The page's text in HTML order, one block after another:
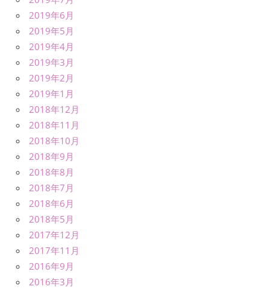
2019年6月
2019年5月
2019年4月
2019年3月
2019年2月
2019年1月
2018年12月
2018年11月
2018年10月
2018年9月
2018年8月
2018年7月
2018年6月
2018年5月
2017年12月
2017年11月
2016年9月
2016年3月